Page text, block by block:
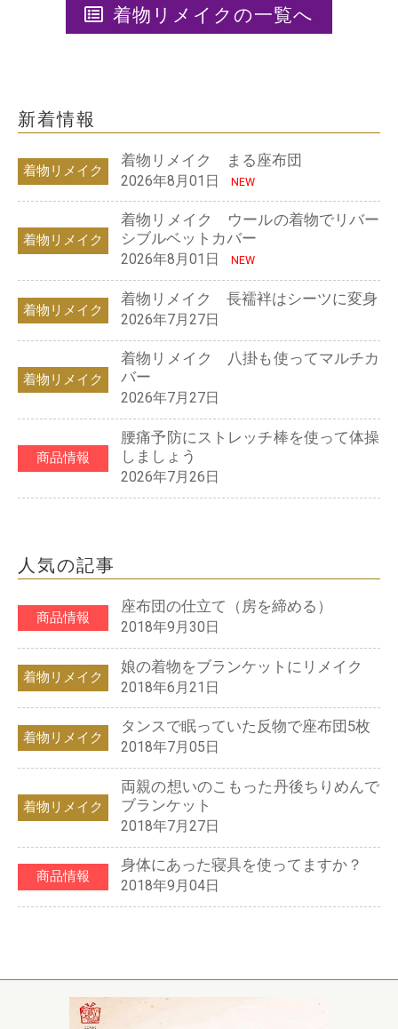
着物リメイクの一覧へ
新着情報
着物リメイク
着物リメイク まる座布団
2026年8月01日
NEW
着物リメイク
着物リメイク ウールの着物でリバー
シブルベットカバー
2026年8月01日
NEW
着物リメイク
着物リメイク 長襦袢はシーツに変身
2026年7月27日
着物リメイク
着物リメイク 八掛も使ってマルチカ
バー
2026年7月27日
商品情報
腰痛予防にストレッチ棒を使って体操
しましょう
2026年7月26日
人気の記事
商品情報
座布団の仕立て（房を締める）
2018年9月30日
着物リメイク
娘の着物をブランケットにリメイク
2018年6月21日
着物リメイク
タンスで眠っていた反物で座布団5枚
2018年7月05日
着物リメイク
両親の想いのこもった丹後ちりめんで
ブランケット
2018年7月27日
商品情報
身体にあった寝具を使ってますか？
2018年9月04日